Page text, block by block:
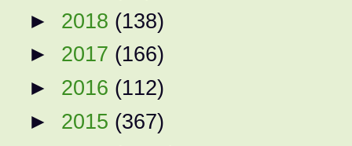
► 2018 (138)
► 2017 (166)
► 2016 (112)
► 2015 (367)